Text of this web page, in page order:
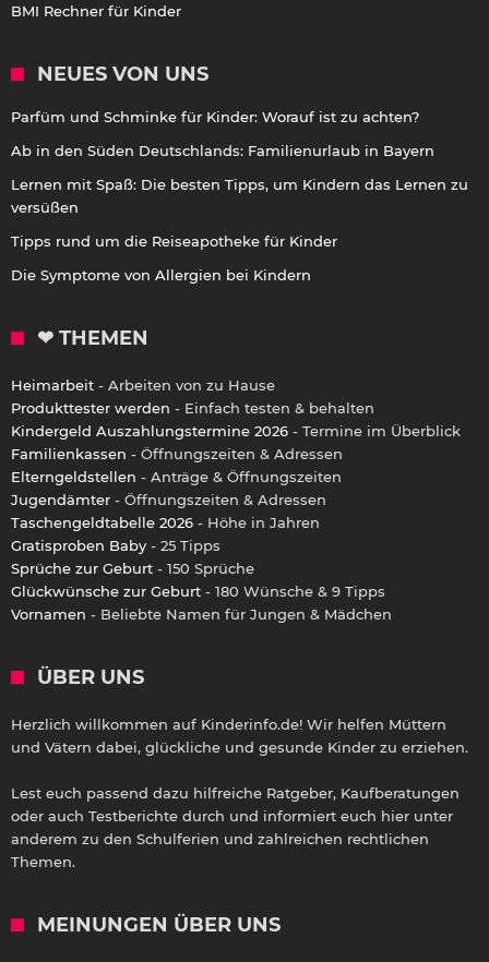
BMI Rechner für Kinder
NEUES VON UNS
Parfüm und Schminke für Kinder: Worauf ist zu achten?
Ab in den Süden Deutschlands: Familienurlaub in Bayern
Lernen mit Spaß: Die besten Tipps, um Kindern das Lernen zu
versüßen
Tipps rund um die Reiseapotheke für Kinder
Die Symptome von Allergien bei Kindern
❤ THEMEN
Heimarbeit - Arbeiten von zu Hause
Produkttester werden - Einfach testen & behalten
Kindergeld Auszahlungstermine 2026 - Termine im Überblick
Familienkassen - Öffnungszeiten & Adressen
Elterngeldstellen - Anträge & Öffnungszeiten
Jugendämter - Öffnungszeiten & Adressen
Taschengeldtabelle 2026 - Höhe in Jahren
Gratisproben Baby - 25 Tipps
Sprüche zur Geburt - 150 Sprüche
Glückwünsche zur Geburt - 180 Wünsche & 9 Tipps
Vornamen - Beliebte Namen für Jungen & Mädchen
ÜBER UNS
Herzlich willkommen auf Kinderinfo.de! Wir helfen Müttern
und Vätern dabei, glückliche und gesunde Kinder zu erziehen.
Lest euch passend dazu hilfreiche Ratgeber, Kaufberatungen
oder auch Testberichte durch und informiert euch hier unter
anderem zu den Schulferien und zahlreichen rechtlichen
Themen.
MEINUNGEN ÜBER UNS